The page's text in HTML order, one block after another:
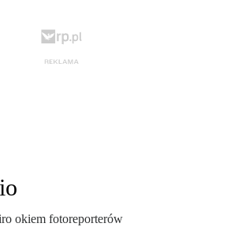
okiem fotoreporterów